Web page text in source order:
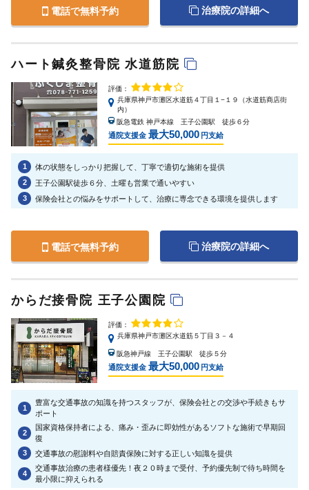
電話で無料予約 治療院の詳細へ
ハート鍼灸整骨院 水道筋院
評価：
兵庫県神戸市灘区水道筋４丁目１−１９（水道筋商店街
内）
阪急電鉄 神戸本線 王子公園駅 徒歩６分
通院支援金 最大50,000 円支給
1
体の状態をしっかり把握して、丁寧で適切な施術を提供
2
王子公園駅徒歩６分、土曜も営業で通いやすい
3
保険会社との悩みをサポートして、治療に専念できる環境を提供します
電話で無料予約 治療院の詳細へ
からだ接骨院 王子公園院
評価：
兵庫県神戸市灘区水道筋５丁目３－４
阪急神戸線 王子公園駅 徒歩５分
通院支援金 最大50,000 円支給
1
豊富な交通事故の知識を持つスタッフが、保険会社との交渉や手続きもサ
ポート
2
国家資格保持者による、痛み・歪みに即効性があるソフトな施術で早期回
復
3
交通事故の慰謝料や自賠責保険に対する正しい知識を提供
4
交通事故治療の患者様優先！夜２０時まで受付、予約優先制で待ち時間を
最小限に抑えられる